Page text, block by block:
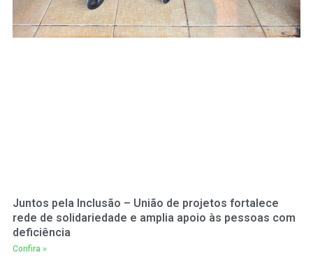
Juntos pela Inclusão – União de projetos fortalece
rede de solidariedade e amplia apoio às pessoas com
deficiência
Confira »